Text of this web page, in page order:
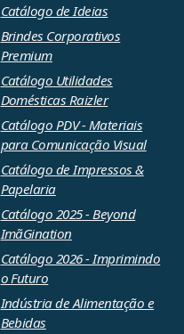
Catálogo de Ideias
Brindes Corporativos
Premium
Catálogo Utilidades
Domésticas Raizler
Catálogo PDV - Materiais
para Comunicação Visual
Catálogo de Impressos &
Papelaria
Catálogo 2025 - Beyond
ImãGination
Catálogo 2026 - Imprimindo
o Futuro
Indústria de Alimentação e
Bebidas